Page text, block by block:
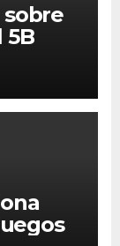
sobre
5B